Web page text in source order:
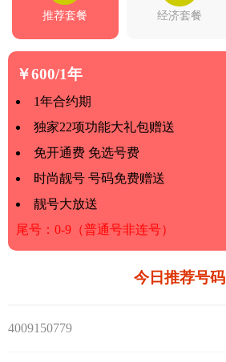
推荐套餐 经济套餐
￥600/1年
1年合约期
独家22项功能大礼包赠送
免开通费 免选号费
时尚靓号 号码免费赠送
靓号大放送
尾号：0-9（普通号非连号）
今日推荐号码
4009150779